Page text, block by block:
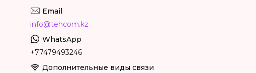
info@tehcom.kz
+77479493246